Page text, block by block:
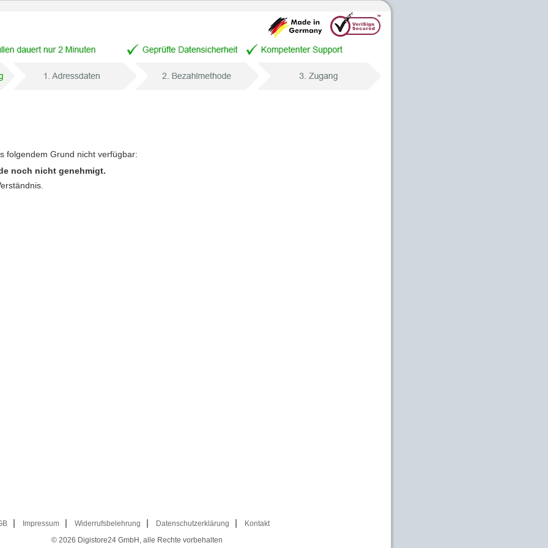
folgendem Grund nicht verfügbar:
noch nicht genehmigt.
Impressum Widerrufsbelehrung Datenschutzerklärung
Kontakt
© 2026 Digistore24 GmbH, alle Rechte vorbehalten